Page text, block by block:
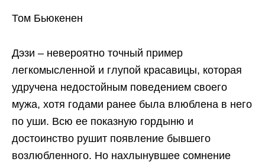
Том Бьюкенен
Дэзи – невероятно точный пример
легкомысленной и глупой красавицы, которая
удручена недостойным поведением своего
мужа, хотя годами ранее была влюблена в него
по уши. Всю ее показную гордыню и
достоинство рушит появление бывшего
возлюбленного. Но нахлынувшее сомнение